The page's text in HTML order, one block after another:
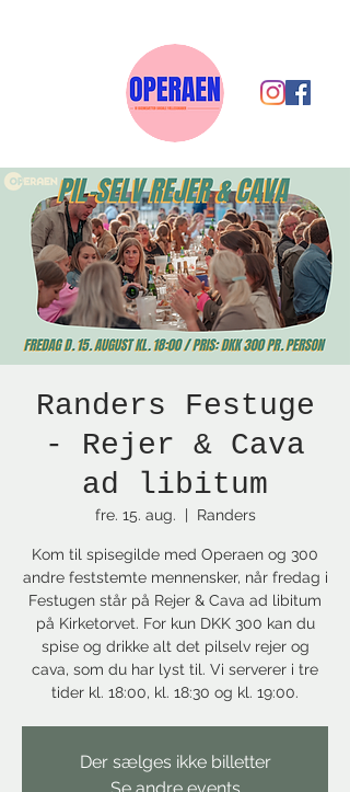
Randers Festuge
- Rejer & Cava
ad libitum
fre. 15. aug.
  |
Randers
Kom til spisegilde med Operaen og 300
andre feststemte mennensker, når fredag i
Festugen står på Rejer & Cava ad libitum
på Kirketorvet. For kun DKK 300 kan du
spise og drikke alt det pilselv rejer og
cava, som du har lyst til. Vi serverer i tre
tider kl. 18:00, kl. 18:30 og kl. 19:00.
Der sælges ikke billetter